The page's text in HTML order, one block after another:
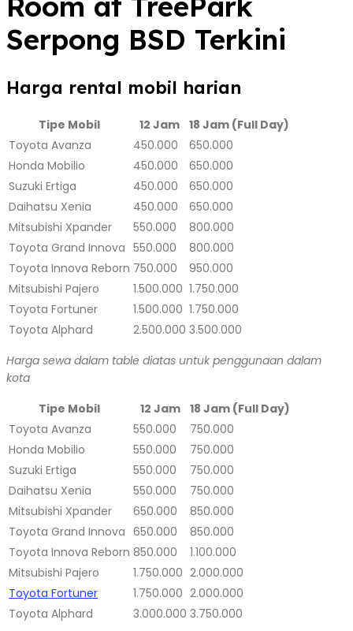
Serpong BSD Terkini
Harga rental mobil harian
Tipe Mobil 12 Jam 18 Jam (Full Day)
Toyota Avanza
450.000
650.000
Honda Mobilio
450.000
650.000
Suzuki Ertiga
450.000
650.000
Daihatsu Xenia
450.000
650.000
Mitsubishi Xpander
550.000
800.000
Toyota Grand Innova 550.000
800.000
Toyota Innova Reborn 750.000
950.000
Mitsubishi Pajero
1.500.000 1.750.000
Toyota Fortuner
1.500.000 1.750.000
Toyota Alphard
2.500.000 3.500.000
Harga sewa dalam table diatas untuk penggunaan dalam
kota
Tipe Mobil
12 Jam
18 Jam (Full Day)
Toyota Avanza
550.000
750.000
Honda Mobilio
550.000
750.000
Suzuki Ertiga
550.000
750.000
Daihatsu Xenia
550.000
750.000
Mitsubishi Xpander
650.000
850.000
Toyota Grand Innova 650.000
850.000
Toyota Innova Reborn 850.000
1.100.000
Mitsubishi Pajero
1.750.000 2.000.000
Toyota Fortuner
1.750.000 2.000.000
Toyota Alphard
3.000.000 3.750.000